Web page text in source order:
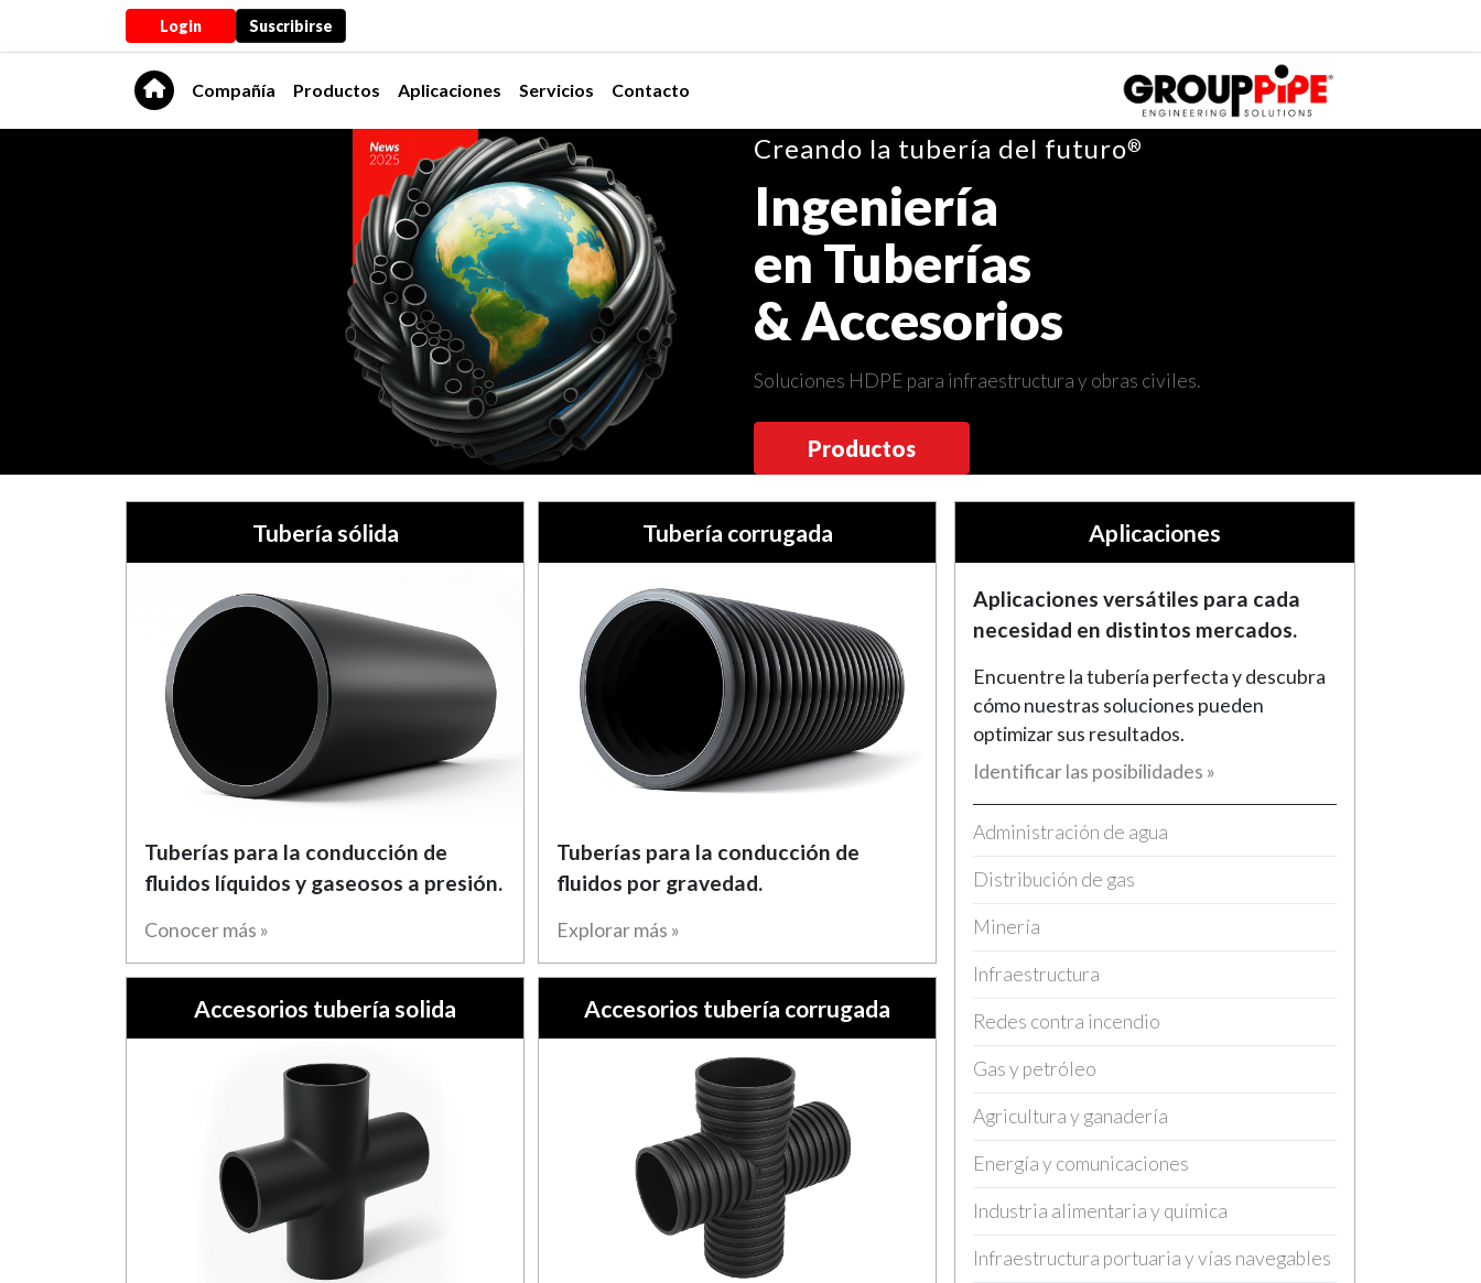
Login Suscribirse
Compañía Productos Aplicaciones Servicios Contacto
Creando la tubería del futuro®
Ingeniería
en Tuberías
& Accesorios
Soluciones HDPE para infraestructura y obras civiles.
Productos
Tubería sólida
Tuberías para la conducción de
fluidos líquidos y gaseosos a presión.
Conocer más »
Tubería corrugada
Tuberías para la conducción de
fluidos por gravedad.
Explorar más »
Accesorios tubería solida Accesorios tubería corrugada
Aplicaciones
Aplicaciones versátiles para cada
necesidad en distintos mercados.
Encuentre la tubería perfecta y descubra
cómo nuestras soluciones pueden
optimizar sus resultados.
Identificar las posibilidades »
Administración de agua
Distribución de gas
Minería
Infraestructura
Redes contra incendio
Gas y petróleo
Agricultura y ganadería
Energía y comunicaciones
Industria alimentaria y química
Infraestructura portuaria y vías navegables